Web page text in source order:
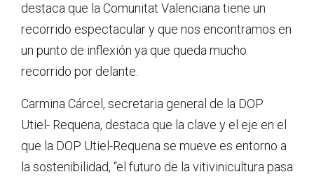
destaca que la Comunitat Valenciana tiene un
recorrido espectacular y que nos encontramos en
un punto de inflexión ya que queda mucho
recorrido por delante.
Carmina Cárcel, secretaria general de la DOP
Utiel- Requena, destaca que la clave y el eje en el
que la DOP Utiel-Requena se mueve es entorno a
la sostenibilidad, “el futuro de la vitivinicultura pasa